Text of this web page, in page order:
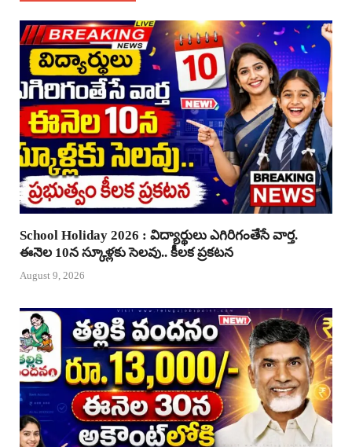
School Holiday 2026 : విద్యార్థులు ఎగిరిగంతేసే వార్త.
ఈనెల 10న స్కూళ్లకు సెలవు.. కీలక ప్రకటన
August 9, 2026